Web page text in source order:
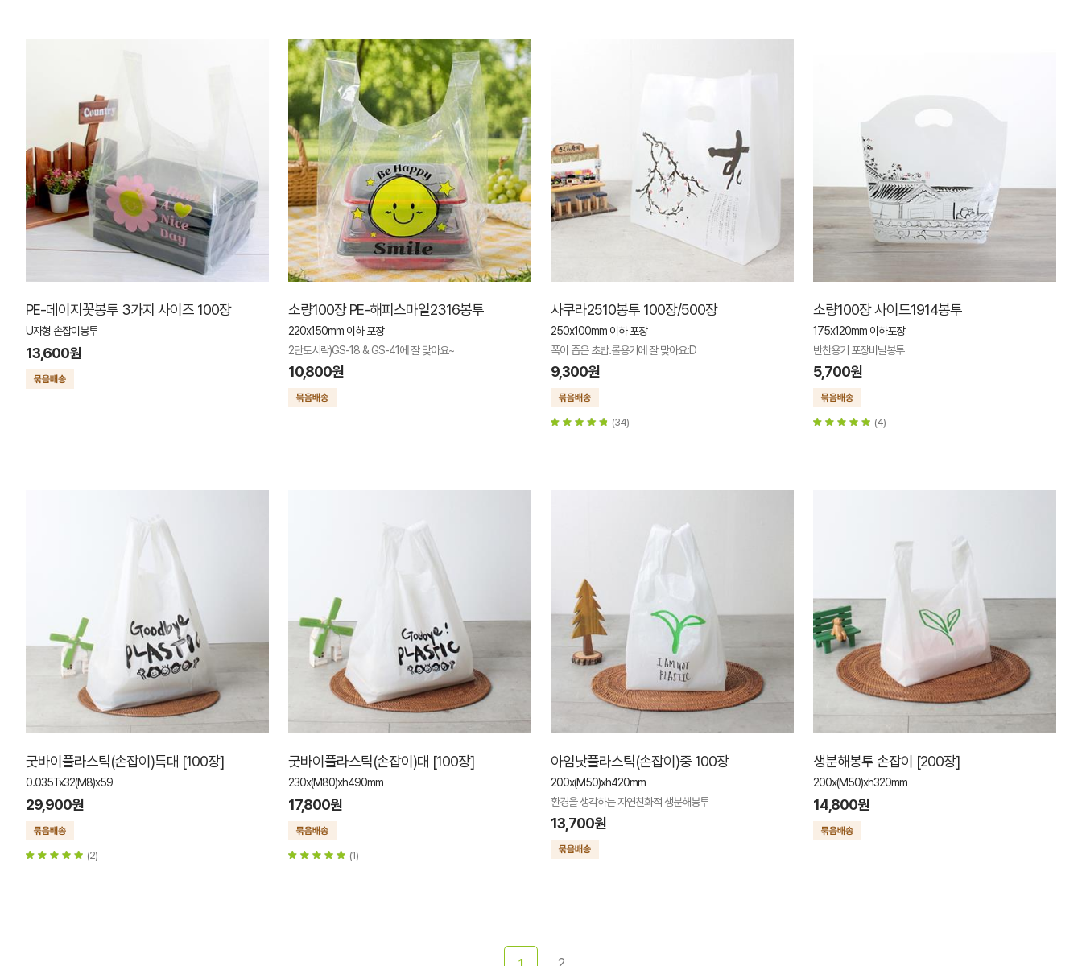
PE-데이지꽃봉투 3가지 사이즈 100장
U자형 손잡이봉투
13,600원
소량100장 PE-해피스마일2316봉투
220x150mm 이하 포장
2단도시락)GS-18 & GS-41에 잘 맞아요~
10,800원
사쿠라2510봉투 100장/500장
250x100mm 이하 포장
폭이 좁은 초밥.롤용기에 잘 맞아요:D
9,300원
(34)
소량100장 사이드1914봉투
175x120mm 이하포장
반찬용기 포장비닐봉투
5,700원
(4)
굿바이플라스틱(손잡이)특대 [100장]
0.035Tx32(M8)x59
29,900원
(2)
굿바이플라스틱(손잡이)대 [100장]
230x(M80)xh490mm
17,800원
(1)
아임낫플라스틱(손잡이)중 100장
200x(M50)xh420mm
환경을 생각하는 자연친화적 생분해봉투
13,700원
생분해봉투 손잡이 [200장]
200x(M50)xh320mm
14,800원